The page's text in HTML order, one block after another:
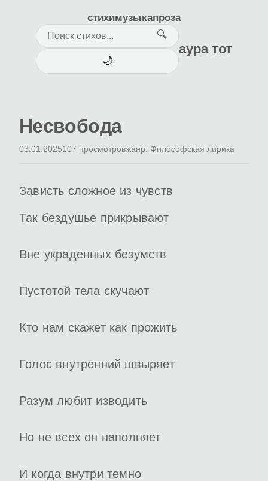
стихимузыкапроза
🔍
🌙
аура тот
Несвобода
03.01.2025107 просмотровжанр: Философская лирика
Зависть сложное из чувств
Так бездушье прикрывают
Вне украденных безумств
Пустотой тела скучают
Кто нам скажет как прожить
Голос внутренний швыряет
Разум любит изводить
Но не всех он наполняет
И когда внутри темно